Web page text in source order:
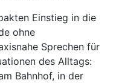
Einstieg in die
ohne
Sprechen für
des Alltags:
Bahnhof, in der